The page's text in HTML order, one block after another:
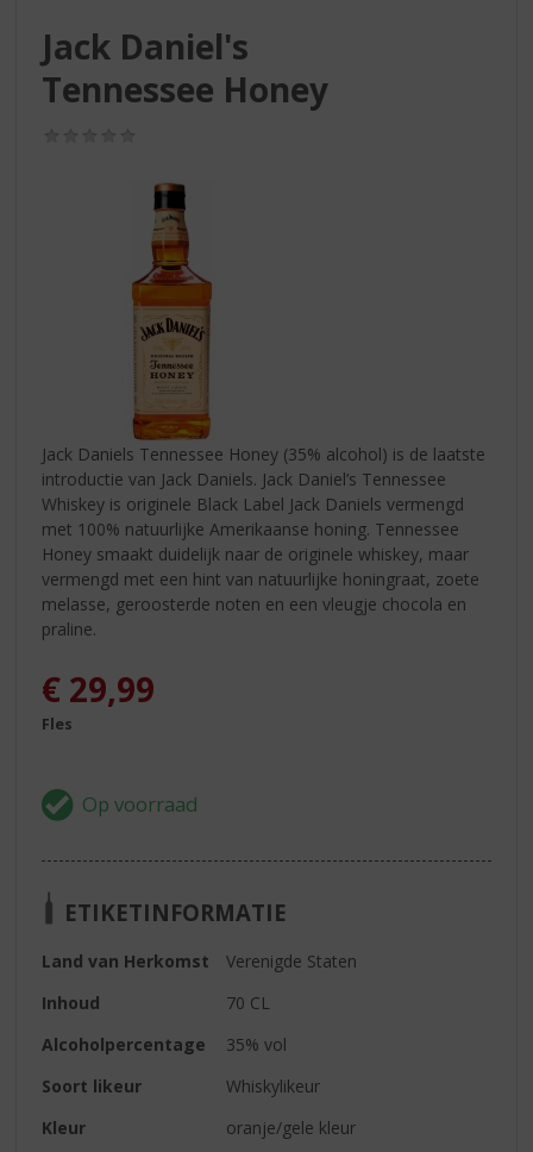
Jack Daniel's
Tennessee Honey
Jack Daniels Tennessee Honey (35% alcohol) is de laatste
introductie van Jack Daniels. Jack Daniel’s Tennessee
Whiskey is originele Black Label Jack Daniels vermengd
met 100% natuurlijke Amerikaanse honing. Tennessee
Honey smaakt duidelijk naar de originele whiskey, maar
vermengd met een hint van natuurlijke honingraat, zoete
melasse, geroosterde noten en een vleugje chocola en
praline.
€ 29,99
Fles
ETIKETINFORMATIE
Land van Herkomst
Verenigde Staten
Inhoud
70 CL
Alcoholpercentage
35% vol
Soort likeur
Whiskylikeur
Kleur
oranje/gele kleur